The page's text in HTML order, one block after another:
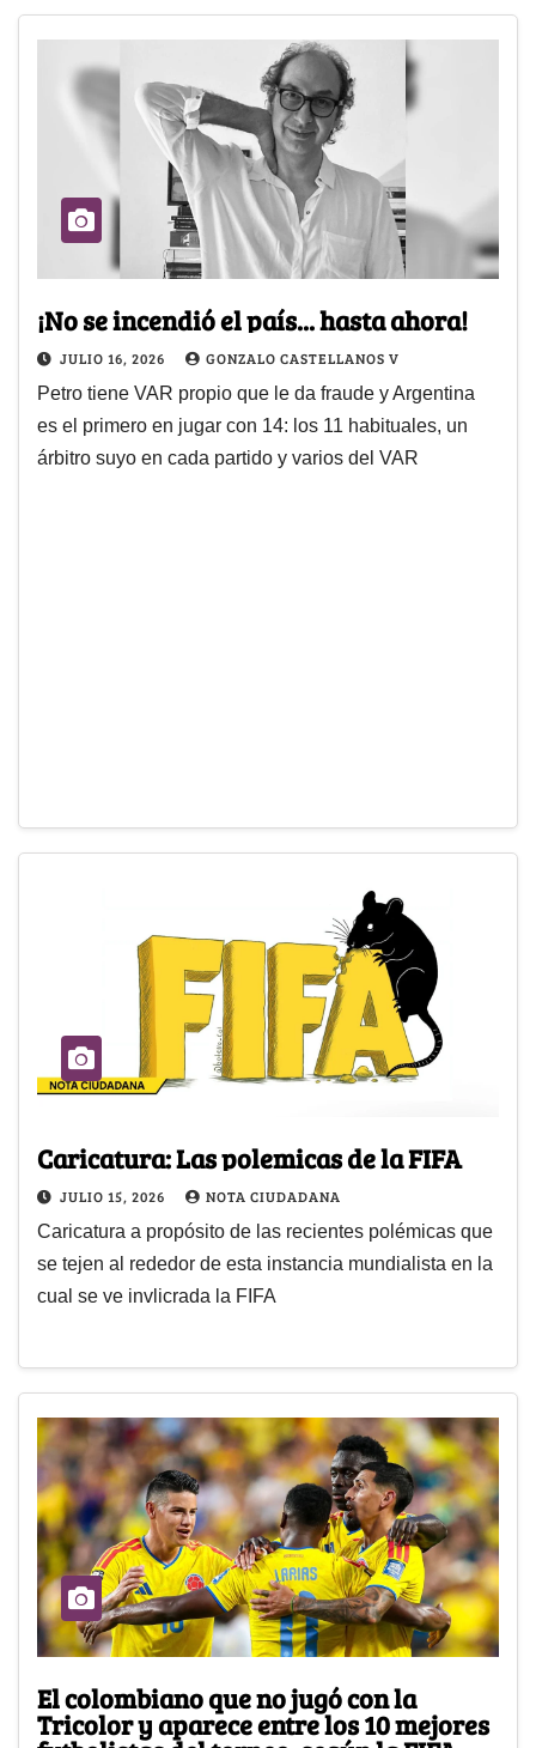
¡No se incendió el país... hasta ahora!
JULIO 16, 2026 GONZALO CASTELLANOS V
Petro tiene VAR propio que le da fraude y Argentina
es el primero en jugar con 14: los 11 habituales, un
árbitro suyo en cada partido y varios del VAR
Caricatura: Las polemicas de la FIFA
JULIO 15, 2026 NOTA CIUDADANA
Caricatura a propósito de las recientes polémicas que
se tejen al rededor de esta instancia mundialista en la
cual se ve invlicrada la FIFA
El colombiano que no jugó con la
Tricolor y aparece entre los 10 mejores